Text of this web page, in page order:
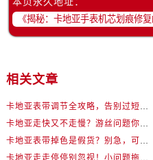
相关文章
卡地亚表带调节全攻略，告别过短烦恼
卡地亚走快又不走慢？游丝问题你了解多少？
卡地亚表带掉色是假货？别急，可能是这些日常习惯惹的祸
卡地亚走走停停别忽视！小问题拖成大修很烧钱